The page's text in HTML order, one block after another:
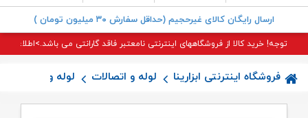
ارسال رایگان کالای غیرحجیم (حداقل سفارش ۳۰ میلیون تومان )
توجه! خرید کالا از فروشگاههای اینترنتی نامعتبر فاقد گارانتی می باشد.>اطلاعات
فروشگاه اینترنتی ابزارینا لوله و اتصالات لوله و اتصالات